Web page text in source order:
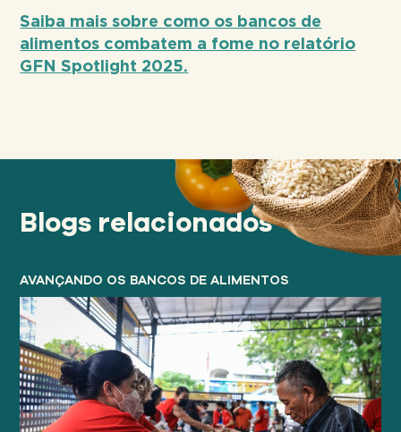
Saiba mais sobre como os bancos de
alimentos combatem a fome no relatório
GFN Spotlight 2025.
Blogs relacionados
AVANÇANDO OS BANCOS DE ALIMENTOS